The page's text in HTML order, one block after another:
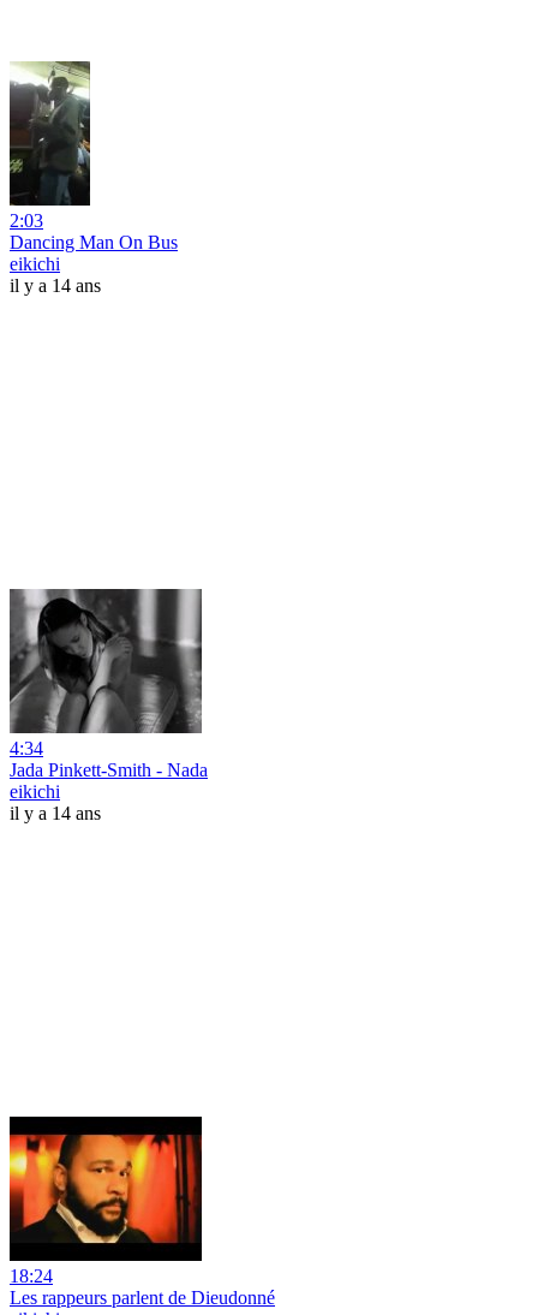
2:03
Dancing Man On Bus
eikichi
il y a 14 ans
4:34
Jada Pinkett-Smith - Nada
eikichi
il y a 14 ans
18:24
Les rappeurs parlent de Dieudonné